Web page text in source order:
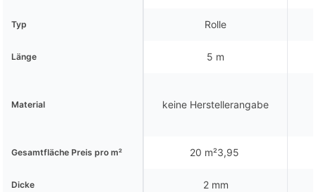
Typ Rolle
Länge 5 m
Material keine Herstellerangabe
Gesamtfläche Preis pro m² 20 m²3,95 
Dicke 2 mm